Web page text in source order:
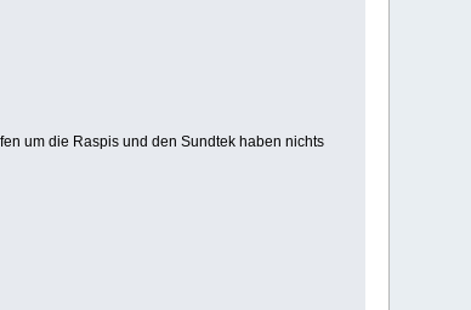
um die Raspis und den Sundtek haben nichts